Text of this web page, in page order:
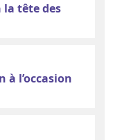
la tête des
à l’occasion